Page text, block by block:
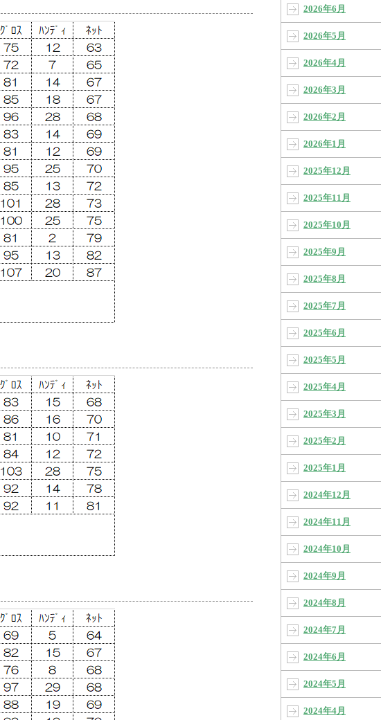
2026年6月
2026年5月
2026年4月
2026年3月
2026年2月
2026年1月
2025年12月
2025年11月
2025年10月
2025年9月
2025年8月
2025年7月
2025年6月
2025年5月
2025年4月
2025年3月
2025年2月
2025年1月
2024年12月
2024年11月
2024年10月
2024年9月
2024年8月
2024年7月
2024年6月
2024年5月
2024年4月